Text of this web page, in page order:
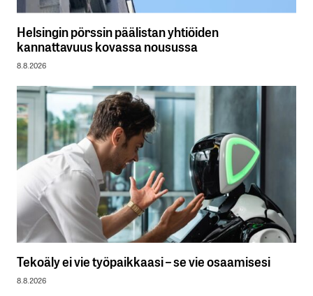
Helsingin pörssin päälistan yhtiöiden
kannattavuus kovassa nousussa
8.8.2026
Tekoäly ei vie työpaikkaasi – se vie osaamisesi
8.8.2026